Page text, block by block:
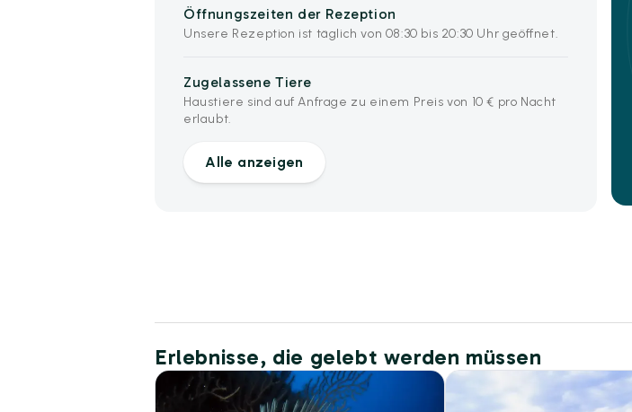
Öffnungszeiten der Rezeption
Unsere Rezeption ist täglich von 08:30 bis 20:30 Uhr geöffnet.
Zugelassene Tiere
Haustiere sind auf Anfrage zu einem Preis von 10 € pro Nacht
erlaubt.
Alle anzeigen
Erlebnisse, die gelebt werden müssen